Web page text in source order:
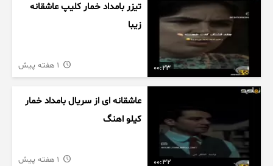
00:23
تیزر بامداد خمار کلیپ عاشقانه
زیبا
00:32
عاشقانه ای از سریال بامداد خمار
کیلو اهنگ